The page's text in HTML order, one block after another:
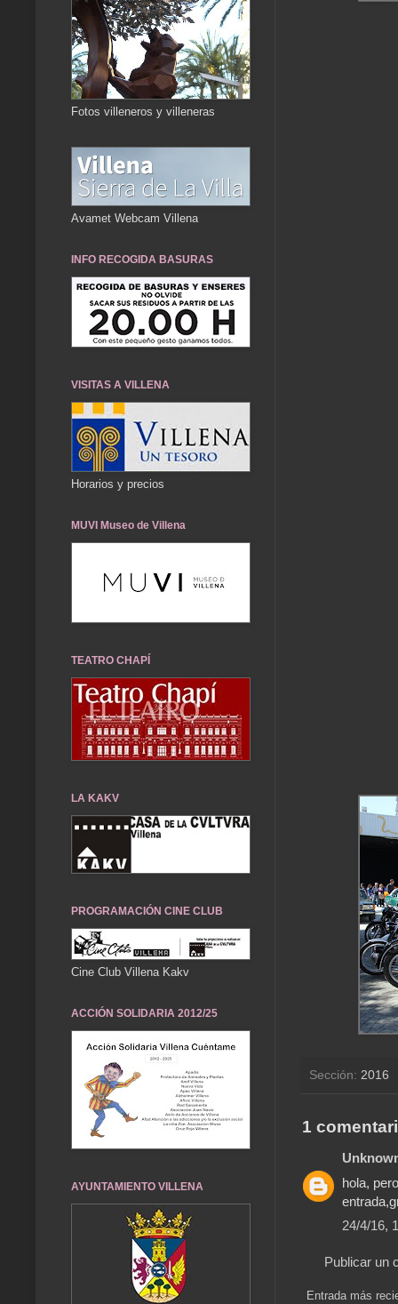
Sección: 2016
1
hola,
24/4/16,
Publicar un
Entrada más
Fotos villeneros y villeneras
Avamet Webcam Villena
INFO RECOGIDA BASURAS
VISITAS A VILLENA
Horarios y precios
MUVI Museo de Villena
TEATRO CHAPÍ
LA KAKV
PROGRAMACIÓN CINE CLUB
Cine Club Villena Kakv
ACCIÓN SOLIDARIA 2012/25
AYUNTAMIENTO VILLENA